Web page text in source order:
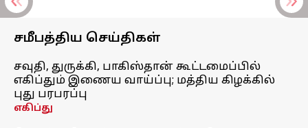
சமீபத்திய செய்திகள்
சவுதி, துருக்கி, பாகிஸ்தான் கூட்டமைப்பில்
எகிப்தும் இணைய வாய்ப்பு; மத்திய கிழக்கில்
புது பரபரப்பு
எகிப்து